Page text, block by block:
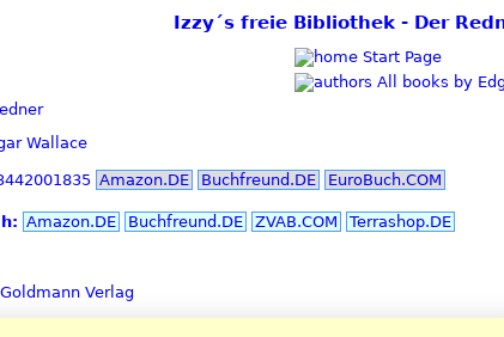
Izzy´s freie Bibliothek - Der
Start Page
All books by
Wallace
Amazon.DE Buchfreund.DE EuroBuch.COM
Amazon.DE Buchfreund.DE ZVAB.COM Terrashop.DE
Goldmann Verlag